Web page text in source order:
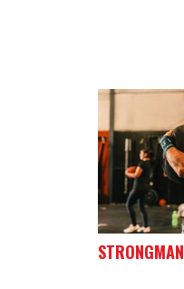
STRONGMAN